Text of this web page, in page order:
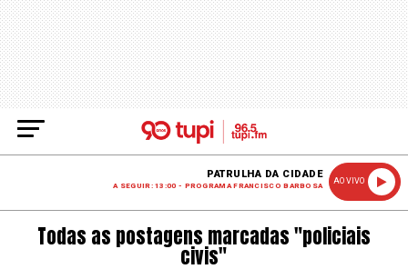
PATRULHA DA CIDADE
A SEGUIR: 13:00 - PROGRAMA FRANCISCO BARBOSA
AO VIVO
Todas as postagens marcadas "policiais
civis"